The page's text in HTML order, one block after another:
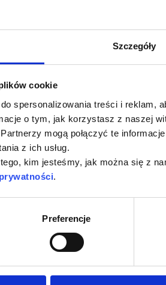
Szczegóły
cookie
spersonalizowania treści i reklam,
o tym, jak korzystasz z naszej
mogą połączyć te
z ich usług.
kim jesteśmy, jak można się z
.
Preferencje
zawsze daje z
to, by oprócz dużej
towarzyszyła jak
podejściem